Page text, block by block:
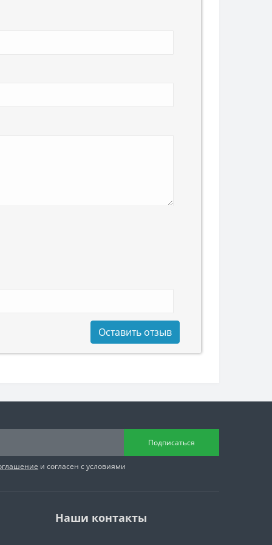
Оставить отзыв
Подписаться
и согласен с условиями
Наши контакты